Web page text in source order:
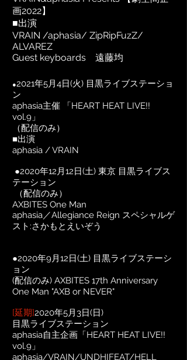
画2022】
■出演
VRAIN /aphasia/ ZipRipFuzZ/
ALVAREZ
Guest keyboards 遠藤均
●2021年5月4日(火) 目黒ライブステーショ
ン
aphasia主催 「HEART HEAT LIVE!!
vol.9」
（配信のみ）
■出演
aphasia / VRAIN
●2020年12月12日(土) 東京 目黒ライブス
テーション
（配信のみ）
AXBITES One Man
aphasia／Allegiance Reign スペシャルゲ
スト:さかもとえいぞう
●2020年9月12日(土) 目黒ライブステーシ
ョン
(配信のみ) AXBITES 17th Anniversary
One Man "AXB or NEVER"
[延期]2020年5月3日(日)
目黒ライブステーション
aphasia自主企画「HEART HEAT LIVE!!
vol.9」
aphasia/VRAIN/UNDHIFEAT/HELL